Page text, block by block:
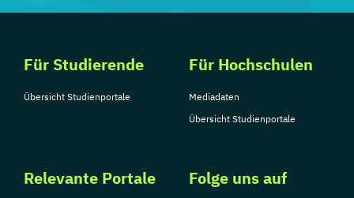
Für Studierende
Übersicht Studienportale
Für Hochschulen
Mediadaten
Übersicht Studienportale
Relevante Portale Folge uns auf